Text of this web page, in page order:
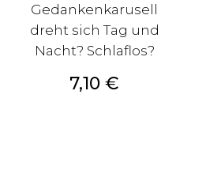
Gedankenkarusell
dreht sich Tag und
Nacht? Schlaflos?
Preis
7,10 €